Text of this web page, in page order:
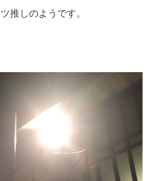
推しのようです。